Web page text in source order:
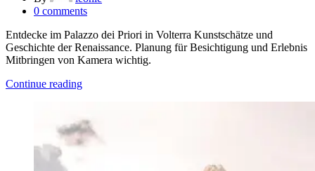
0 comments
Entdecke im Palazzo dei Priori in Volterra Kunstschätze und
Geschichte der Renaissance. Planung für Besichtigung und Erlebnis
Mitbringen von Kamera wichtig.
Continue reading